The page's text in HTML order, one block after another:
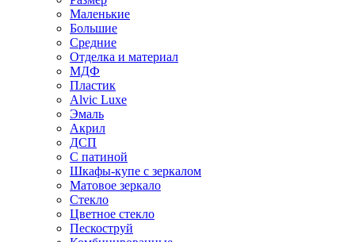
Маленькие
Большие
Средние
Отделка и материал
МДФ
Пластик
Alvic Luxe
Эмаль
Акрил
ДСП
С патиной
Шкафы-купе с зеркалом
Матовое зеркало
Стекло
Цветное стекло
Пескоструй